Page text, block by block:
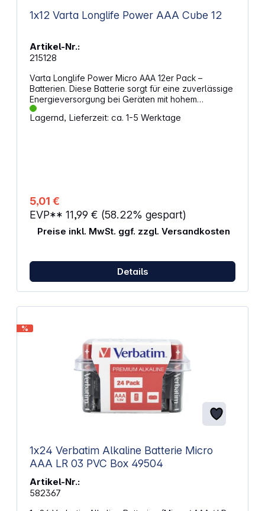
1x12 Varta Longlife Power AAA Cube 12
Artikel-Nr.:
215128
Varta Longlife Power Micro AAA 12er Pack –
Batterien. Diese Batterie sorgt für eine zuverlässige
Energieversorgung bei Geräten mit hohem
Strombedarf. Sie unterstützt dich bei Anwendungen,
die eine konstante Leistung erfordern, und bietet
Anwendungssymbole auf der Verpackung
Produktion in Deutschland für gleichbleibende
Qualität Lagerfähigkeit bis zu 10 Jahre für
langfristige Nutzung Praktische Verpackung mit
Öffnungs- und Verschlussmechanismus zur sicheren
Oberfläche für eine hochwertige Anmutung Größe
AAA (LR03) für universelle Kompatibilität Spannung
1,5 V für stabile Energieversorgung Durchmesser
10,5 mm für passgenauen Sitz Höhe 44,5 mm für
Lagernd, Lieferzeit: ca. 1-5 Werktage
5,01 €
EVP** 11,99 € (58.22% gespart)
Preise inkl. MwSt. ggf. zzgl. Versandkosten
Details
%
1x24 Verbatim Alkaline Batterie Micro
AAA LR 03 PVC Box 49504
Artikel-Nr.:
582367